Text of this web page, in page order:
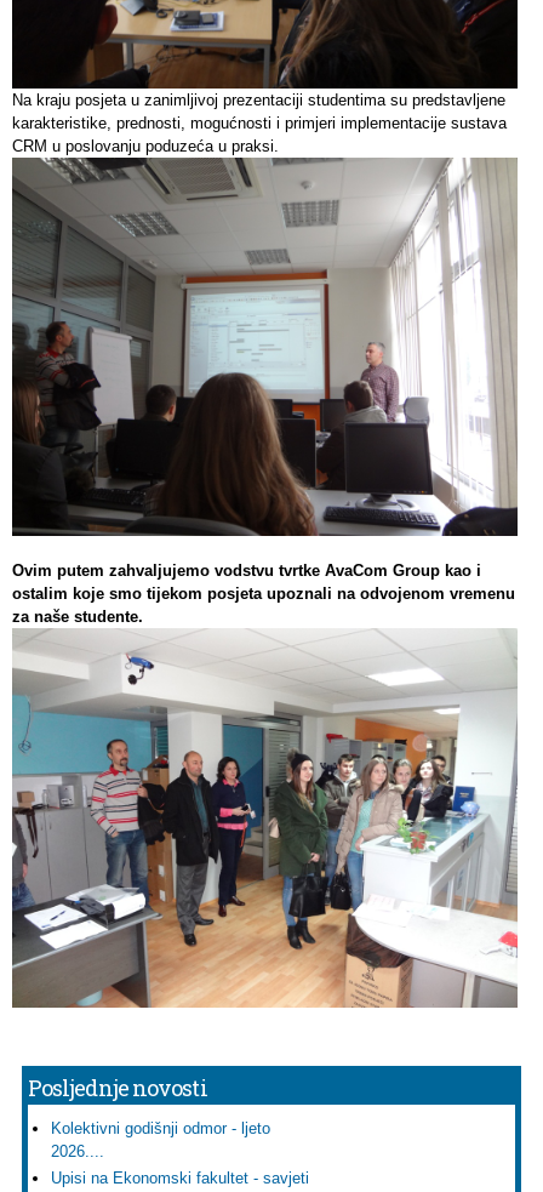
Na kraju posjeta u zanimljivoj prezentaciji studentima su predstavljene
karakteristike, prednosti, mogućnosti i primjeri implementacije sustava
CRM u poslovanju poduzeća u praksi.
Ovim putem zahvaljujemo vodstvu tvrtke AvaCom Group kao i
ostalim koje smo tijekom posjeta upoznali na odvojenom vremenu
za naše studente.
Posljednje novosti
Kolektivni godišnji odmor - ljeto
2026....
Upisi na Ekonomski fakultet - savjeti